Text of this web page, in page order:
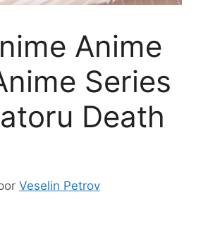
Anime
Series
Death
Veselin Petrov